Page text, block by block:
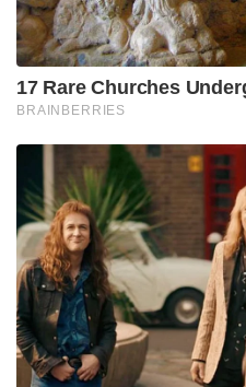
read also:‘ഭാവി
സൈനികന്‍’ റോഡിലൂടെ
സൈനികര്‍ക്ക് സല്യൂട്ട്
കൊച്ചുമിടുക്കൻ
1990 കളില്‍ പാകിസ്ഥാന്‍
പിന്തുണച്ചിരുന്നു.
സര്‍ക്കാരിനെ
രാജ്യങ്ങളില്‍
വാരാന്ത്യത്തില്‍, അഫ്ഗാന്‍
ഉന്നത അഫ്ഗാന്‍
സംഭാഷണത്തില്‍ 1990
സംഭവിച്ചത്
അല്ലെങ്കില്‍ ഏതാനും